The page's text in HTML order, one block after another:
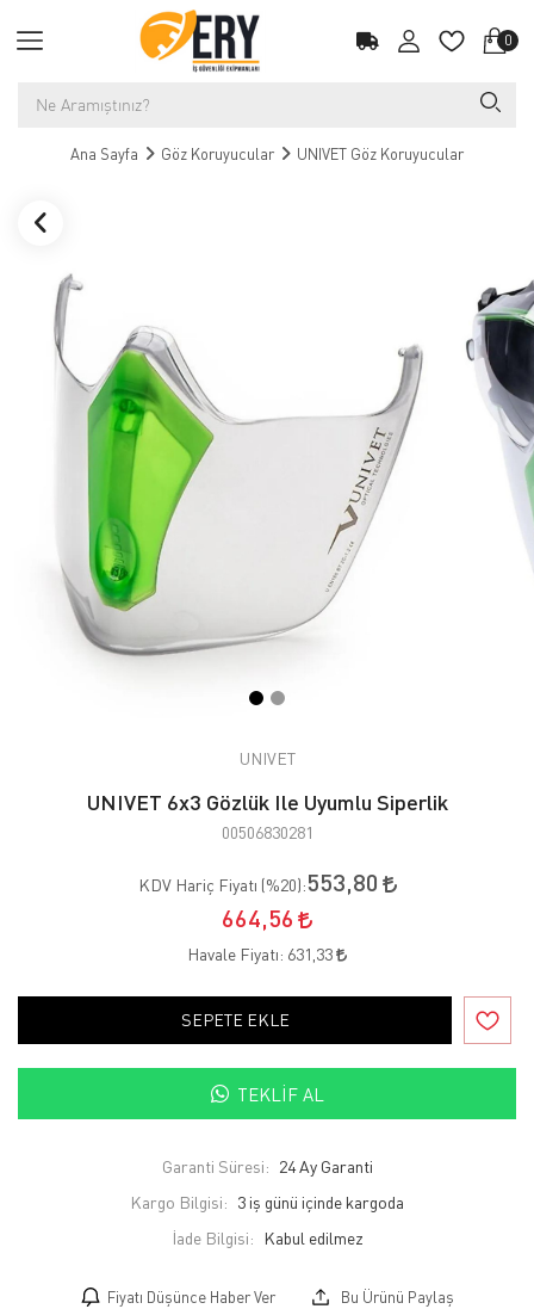
0
Ana Sayfa Göz Koruyucular UNIVET Göz Koruyucular
UNIVET
UNIVET 6x3 Gözlük Ile Uyumlu Siperlik
00506830281
KDV Hariç Fiyatı (%20):553,80
664,56
Havale Fiyatı: 631,33
SEPETE EKLE
TEKLIF AL
Garanti Süresi: 24 Ay Garanti
Kargo Bilgisi: 3 iş günü içinde kargoda
İade Bilgisi:
Fiyatı Düşünce Haber Ver Bu Ürünü Paylaş